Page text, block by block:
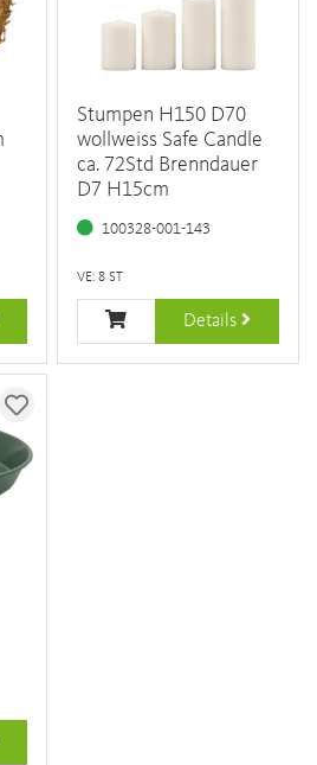
Stumpen H150 D70
wollweiss Safe Candle
ca. 72Std Brenndauer
D7 H15cm
100328-001-143
VE: 8 ST
Details